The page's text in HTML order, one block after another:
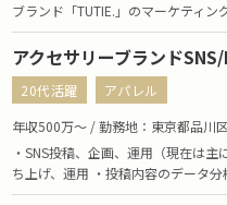
ブランド「TUTIE.」のマーケティン
アクセサリーブランド
20代活躍
アパレル
年収500万〜 / 勤務地：東京都品川区
・SNS投稿、企画、運用（現在は
ち上げ、運用 ・投稿内容のデータ